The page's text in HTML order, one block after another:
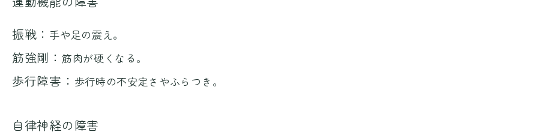
振戦： 手や足の震え。
筋強剛： 筋肉が硬くなる。
歩行障害： 歩行時の不安定さやふらつき。
自律神経の障害